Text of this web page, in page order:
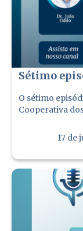
Sétimo
debate
assista no
O sétimo
Cooperativa
17 de